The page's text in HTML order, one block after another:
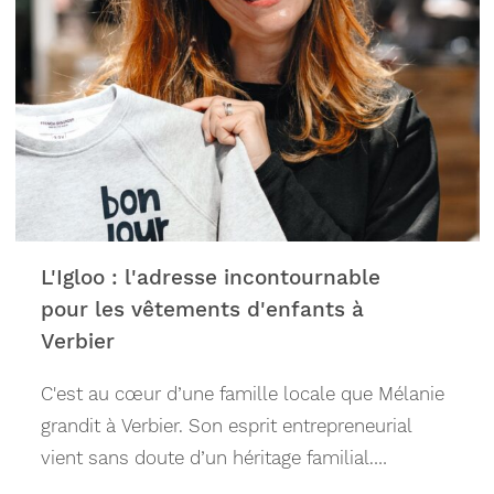
L'Igloo : l'adresse incontournable
pour les vêtements d'enfants à
Verbier
C'est au cœur d’une famille locale que Mélanie
grandit à Verbier. Son esprit entrepreneurial
vient sans doute d’un héritage familial.